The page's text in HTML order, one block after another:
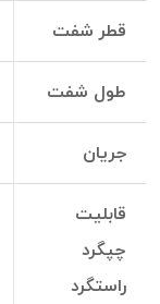
قطر شفت
طول شفت
جریان
قابلیت
چپگرد
راستگرد